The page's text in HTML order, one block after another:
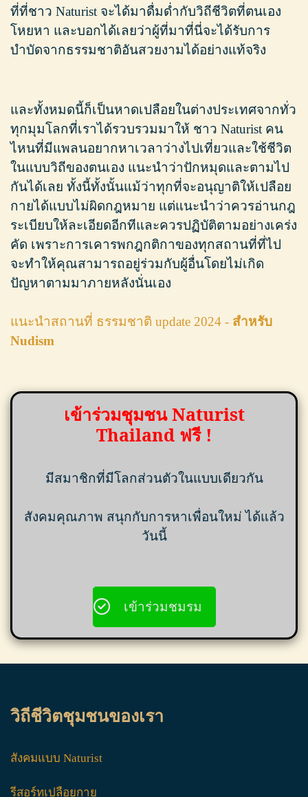
ที่ที่ชาว Naturist จะได้มาดื่มด่ำกับวิถีชีวิตที่ตนเอง
โหยหา และบอกได้เลยว่าผู้ที่มาที่นี่จะได้รับการ
บำบัดจากธรรมชาติอันสวยงามได้อย่างแท้จริง
และทั้งหมดนี้ก็เป็นหาดเปลือยในต่างประเทศจากทั่ว
ทุกมุมโลกที่เราได้รวบรวมมาให้ ชาว Naturist คน
ไหนที่มีแพลนอยากหาเวลาว่างไปเที่ยวและใช้ชีวิต
ในแบบวิถีของตนเอง แนะนำว่าปักหมุดและตามไป
กันได้เลย ทั้งนี้ทั้งนั้นแม้ว่าทุกที่จะอนุญาติให้เปลือย
กายได้แบบไม่ผิดกฎหมาย แต่แนะนำว่าควรอ่านกฎ
ระเบียบให้ละเอียดอีกทีและควรปฏิบัติตามอย่างเคร่ง
คัด เพราะการเคารพกฎกติกาของทุกสถานที่ที่ไป
จะทำให้คุณสามารถอยู่ร่วมกับผู้อื่นโดยไม่เกิด
ปัญหาตามมาภายหลังนั่นเอง
แนะนำสถานที่ ธรรมชาติ update 2024 - สำหรับ
Nudism
เข้าร่วมชุมชน Naturist
Thailand ฟรี !
มีสมาชิกที่มีโลกส่วนตัวในแบบเดียวกัน
สังคมคุณภาพ สนุกกับการหาเพื่อนใหม่ ได้แล้ว
วันนี้
เข้าร่วมชมรม
วิถีชีวิตชุมชนของเรา
สังคมแบบ Naturist
รีสอร์ทเปลือยกาย